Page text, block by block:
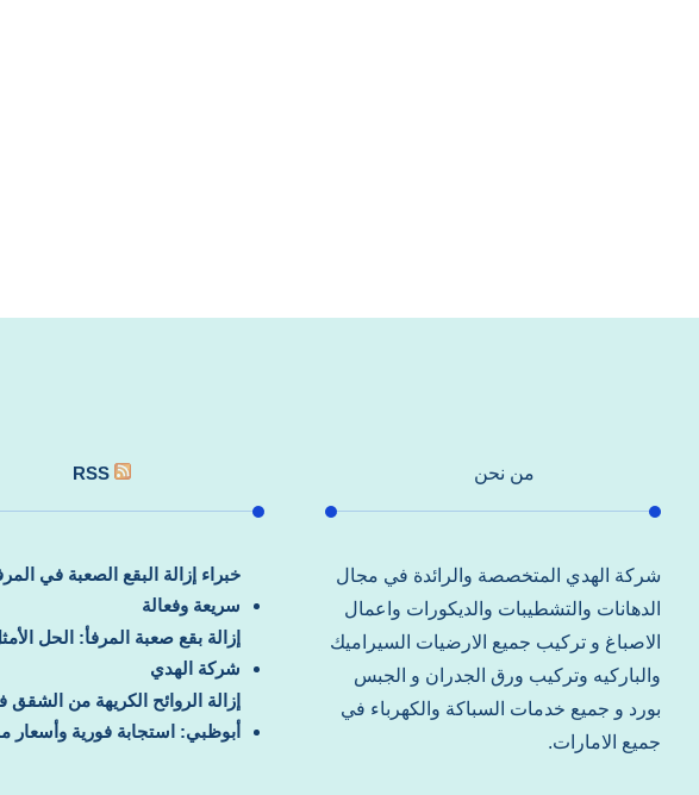
من نحن
شركة الهدي المتخصصة والرائدة في مجال
الدهانات والتشطيبات والديكورات واعمال
الاصباغ و تركيب جميع الارضيات السيراميك
والباركيه وتركيب ورق الجدران و الجبس
بورد و جميع خدمات السباكة والكهرباء في
جميع الامارات.
RSS
خبراء إزالة البقع الصعبة في
سريعة وفعالة
إزالة بقع صعبة المرفأ: الحل
شركة الهدي
إزالة الروائح الكريهة من الشقق
أبوظبي: استجابة فورية وأسعار